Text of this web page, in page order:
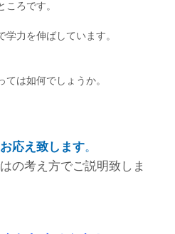
ころです。
力を伸ばしています。
は如何でしょうか。
応え致します。
の考え方でご説明致しま